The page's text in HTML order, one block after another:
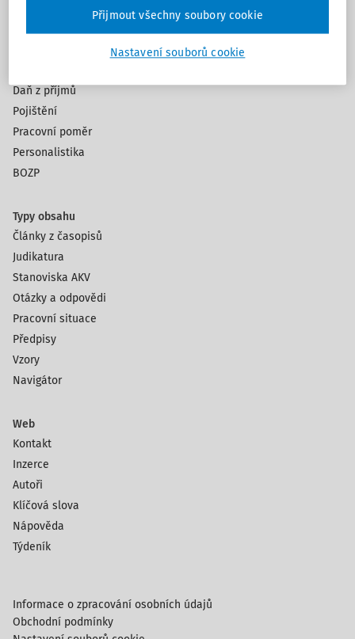
Daň z příjmů
Pojištění
Pracovní poměr
Personalistika
BOZP
Typy obsahu
Články z časopisů
Judikatura
Stanoviska AKV
Otázky a odpovědi
Pracovní situace
Předpisy
Vzory
Navigátor
Web
Kontakt
Inzerce
Autoři
Klíčová slova
Nápověda
Týdeník
Informace o zpracování osobních údajů
Obchodní podmínky
Nastavení souborů cookie
Přijmout všechny soubory cookie